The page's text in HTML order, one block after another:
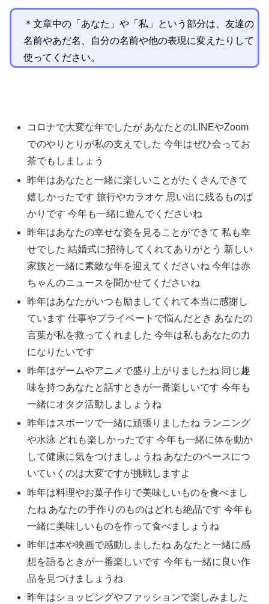
＊文章中の「あなた」や「私」という部分は、友達の
名前やあだ名、自分の名前や他の表現に変えたりして
使ってください。
コロナで大変な年でしたが あなたとのLINEやZoom
でのやりとりが私の支えでした 今年はぜひ会ってお
茶でもしましょう
昨年はあなたと一緒に楽しいことがたくさんできて
嬉しかったです 旅行やカラオケ 思い出に残るものば
かりです 今年も一緒に遊んでくださいね
昨年はあなたの幸せな姿を見ることができて 私も幸
せでした 結婚式に招待してくれてありがとう 新しい
家族と一緒に素敵な年を迎えてくださいね 今年は赤
ちゃんのニュースを聞かせてくださいね
昨年はあなたがいつも励ましてくれて本当に感謝し
ています 仕事やプライベートで悩んだとき あなたの
言葉が私を救ってくれました 今年は私もあなたの力
になりたいです
昨年はゲームやアニメで盛り上がりましたね 同じ趣
味を持つあなたと話すときが一番楽しいです 今年も
一緒にオタク活動しましょうね
昨年はスポーツで一緒に頑張りましたね ランニング
や水泳 どれも楽しかったです 今年も一緒に体を動か
して健康に気をつけましょうね あなたのペースにつ
いていくのは大変ですが挑戦しますよ
昨年は料理やお菓子作りで美味しいものを食べまし
たね あなたの手作りのものはどれも絶品です 今年も
一緒に美味しいものを作って食べましょうね
昨年は本や映画で感動しましたね あなたと一緒に感
想を語るときが一番楽しいです 今年も一緒に良い作
品を見つけましょうね
昨年はショッピングやファッションで楽しみました